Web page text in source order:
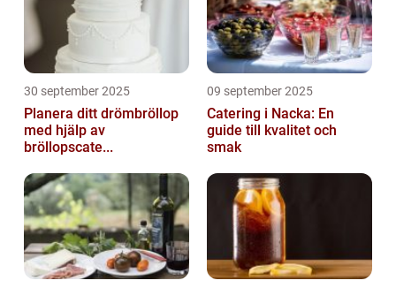
30 september 2025
Planera ditt drömbröllop
med hjälp av
bröllopscate...
09 september 2025
Catering i Nacka: En
guide till kvalitet och
smak